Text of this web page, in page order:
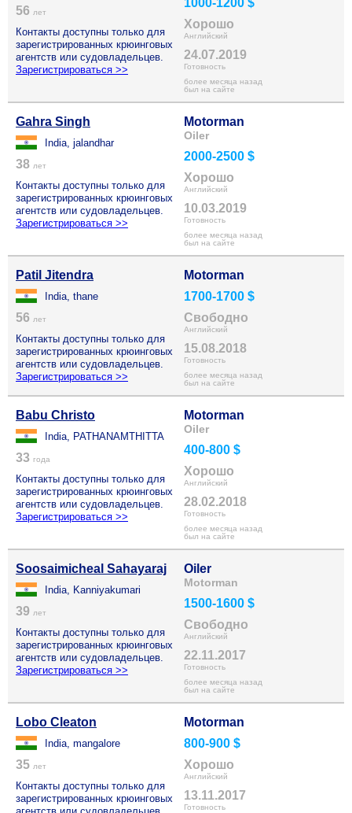
56 лет
Контакты доступны только для
зарегистрированных крюинговых
агентств или судовладельцев.
Зарегистрироваться >>
1000-1200 $
Хорошо
Английский
24.07.2019
Готовность
более месяца назад
был на сайте
Gahra Singh
India, jalandhar
38 лет
Контакты доступны только для
зарегистрированных крюинговых
агентств или судовладельцев.
Зарегистрироваться >>
Motorman
Oiler
2000-2500 $
Хорошо
Английский
10.03.2019
Готовность
более месяца назад
был на сайте
Patil Jitendra
India, thane
56 лет
Контакты доступны только для
зарегистрированных крюинговых
агентств или судовладельцев.
Зарегистрироваться >>
Motorman
1700-1700 $
Свободно
Английский
15.08.2018
Готовность
более месяца назад
был на сайте
Babu Christo
India, PATHANAMTHITTA
33 года
Контакты доступны только для
зарегистрированных крюинговых
агентств или судовладельцев.
Зарегистрироваться >>
Motorman
Oiler
400-800 $
Хорошо
Английский
28.02.2018
Готовность
более месяца назад
был на сайте
Soosaimicheal Sahayaraj
India, Kanniyakumari
39 лет
Контакты доступны только для
зарегистрированных крюинговых
агентств или судовладельцев.
Зарегистрироваться >>
Oiler
Motorman
1500-1600 $
Свободно
Английский
22.11.2017
Готовность
более месяца назад
был на сайте
Lobo Cleaton
India, mangalore
35 лет
Контакты доступны только для
зарегистрированных крюинговых
Motorman
800-900 $
Хорошо
Английский
13.11.2017
Готовность